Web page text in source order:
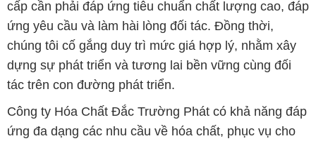
cấp cần phải đáp ứng tiêu chuẩn chất lượng cao, đáp
ứng yêu cầu và làm hài lòng đối tác. Đồng thời,
chúng tôi cố gắng duy trì mức giá hợp lý, nhằm xây
dựng sự phát triển và tương lai bền vững cùng đối
tác trên con đường phát triển.
Công ty Hóa Chất Đắc Trường Phát có khả năng đáp
ứng đa dạng các nhu cầu về hóa chất, phục vụ cho